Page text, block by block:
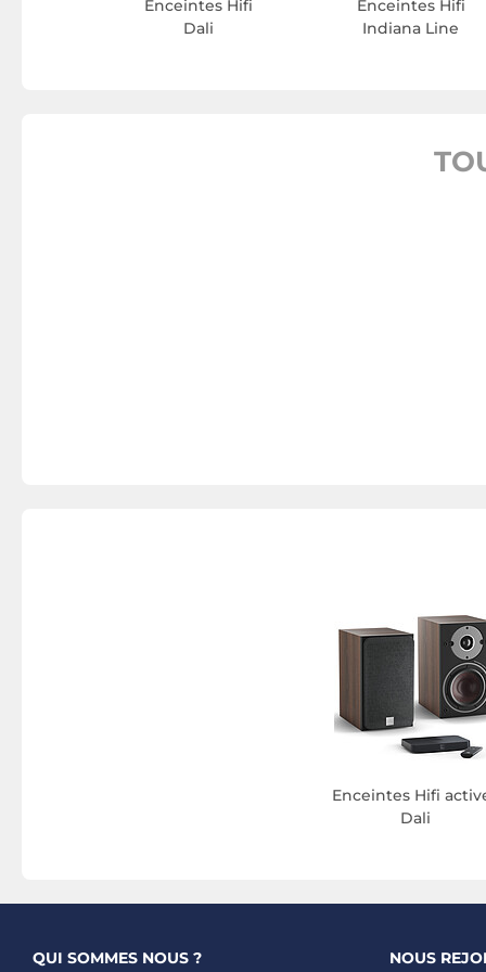
Enceintes Hifi
Dali
Enceintes Hifi
Indiana Line
Enceintes Hifi
Dali
QUI SOMMES NOUS ? NOUS